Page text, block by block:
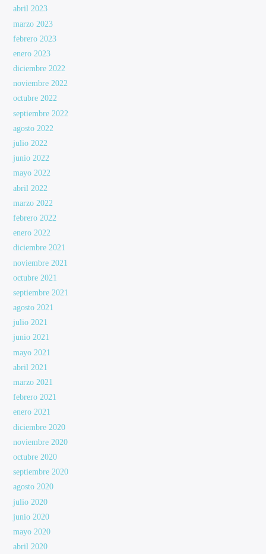
abril 2023
marzo 2023
febrero 2023
enero 2023
diciembre 2022
noviembre 2022
octubre 2022
septiembre 2022
agosto 2022
julio 2022
junio 2022
mayo 2022
abril 2022
marzo 2022
febrero 2022
enero 2022
diciembre 2021
noviembre 2021
octubre 2021
septiembre 2021
agosto 2021
julio 2021
junio 2021
mayo 2021
abril 2021
marzo 2021
febrero 2021
enero 2021
diciembre 2020
noviembre 2020
octubre 2020
septiembre 2020
agosto 2020
julio 2020
junio 2020
mayo 2020
abril 2020